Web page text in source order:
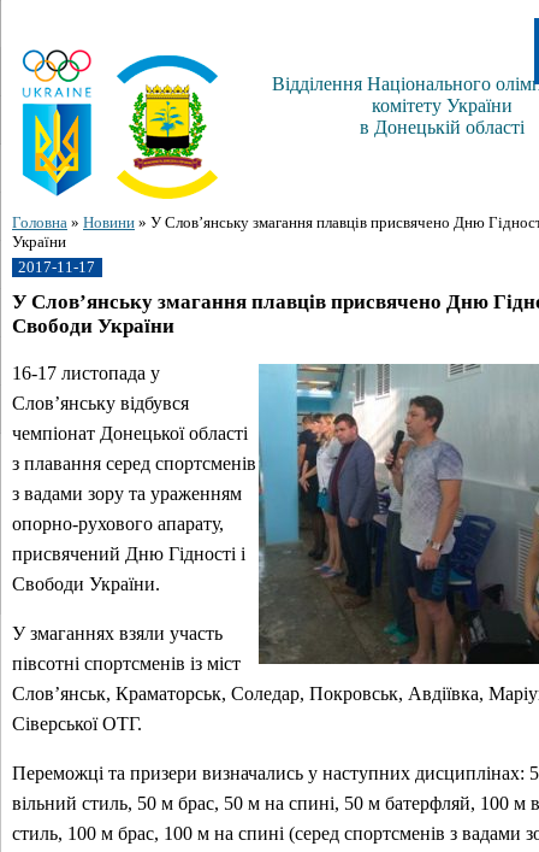
Відділення Національного
комітету України
в Донецькій області
Головна » Новини » У Слов’янську змагання плавців присвячено Дню
України
2017-11-17
У Слов’янську змагання плавців присвячено Дню
Свободи України
16-17 листопада у
Слов’янську відбувся
чемпіонат Донецької області
з плавання серед спортсменів
з вадами зору та ураженням
опорно-рухового апарату,
присвячений Дню Гідності і
Свободи України.
У змаганнях взяли участь
півсотні спортсменів із міст
Слов’янськ, Краматорськ, Соледар, Покровськ, Авдіївка,
Сіверської ОТГ.
Переможці та призери визначались у наступних дисциплінах:
вільний стиль, 50 м брас, 50 м на спині, 50 м батерфляй, 100 м
стиль, 100 м брас, 100 м на спині (серед спортсменів з вадами